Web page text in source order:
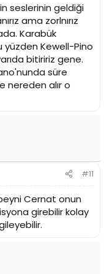
seslerinin geldiği
ama zorlnırız
Karabük
yüzden Kewell-Pino
bitiririz gene.
süre
nereden alır o
#11
Cernat onun
girebilir kolay